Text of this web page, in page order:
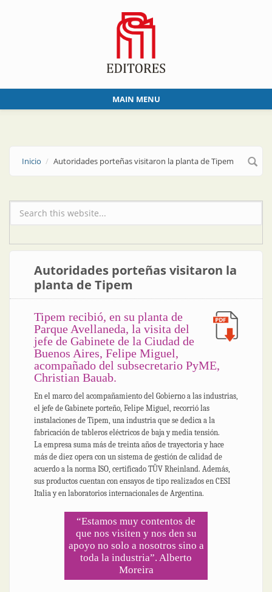
MAIN MENU
Inicio Autoridades porteñas visitaron la planta de Tipem
Formulario de búsqueda
Autoridades porteñas visitaron la
planta de Tipem
Tipem recibió, en su planta de
Parque Avellaneda, la visita del
jefe de Gabinete de la Ciudad de
Buenos Aires, Felipe Miguel,
acompañado del subsecretario PyME,
Christian Bauab.
En el marco del acompañamiento del Gobierno a las industrias,
el jefe de Gabinete porteño, Felipe Miguel, recorrió las
instalaciones de Tipem, una industria que se dedica a la
fabricación de tableros eléctricos de baja y media tensión.
La empresa suma más de treinta años de trayectoria y hace
más de diez opera con un sistema de gestión de calidad de
acuerdo a la norma ISO, certificado TÜV Rheinland. Además,
sus productos cuentan con ensayos de tipo realizados en CESI
Italia y en laboratorios internacionales de Argentina.
“Estamos muy contentos de
que nos visiten y nos den su
apoyo no solo a nosotros sino a
toda la industria”. Alberto
Moreira